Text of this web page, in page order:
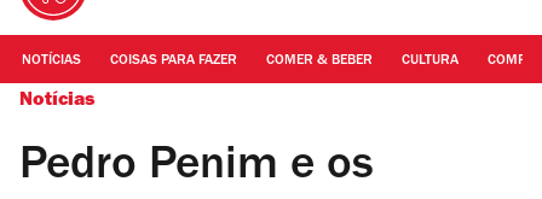
NOTÍCIAS COISAS PARA FAZER COMER & BEBER CULTURA
Notícias
Pedro Penim e os